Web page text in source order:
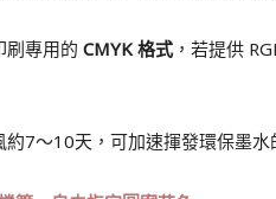
刷專用的 CMYK 格式 ，若提供
7～10天，可加速揮發環保墨水